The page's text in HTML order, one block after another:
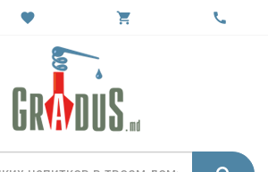
favorite shopping_cart call